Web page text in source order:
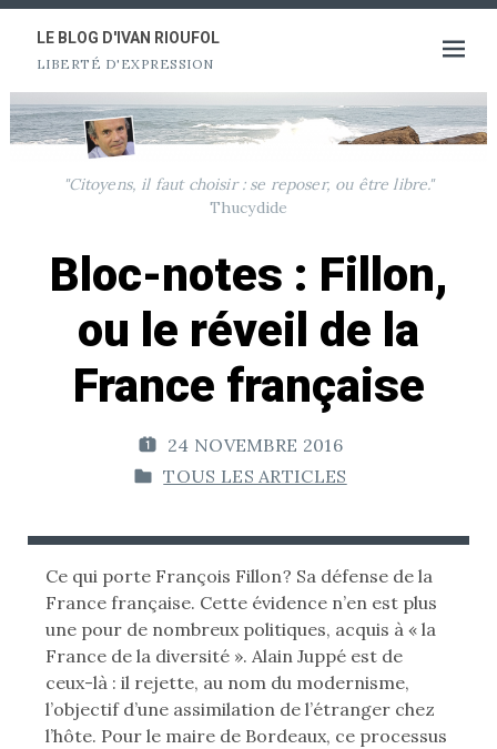
Aller
contenu
LE BLOG D'IVAN RIOUFOL
LIBERTÉ D'EXPRESSION
Ouvrir
le
menu
"Citoyens, il faut choisir : se reposer, ou être libre."
Thucydide
Bloc-notes : Fillon,
ou le réveil de la
France française
P
U
L
É
L
E
:
24 NOVEMBRE 2016
P
B
L
É
D
N
TOUS LES ARTICLES
Ce qui porte François Fillon ? Sa défense de la
France française. Cette évidence n’en est plus
une pour de nombreux politiques, acquis à « la
France de la diversité ». Alain Juppé est de
ceux-là : il rejette, au nom du modernisme,
l’objectif d’une assimilation de l’étranger chez
l’hôte. Pour le maire de Bordeaux, ce processus